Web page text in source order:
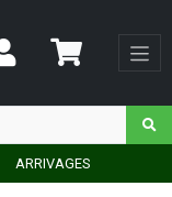
ARRIVAGES